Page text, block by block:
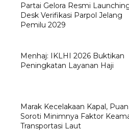
Partai Gelora Resmi
Desk Verifikasi Parpol Jelang
Pemilu 2029
Menhaj: IKLHI 2026 Buktikan
Peningkatan Layanan Haji
Marak Kecelakaan Kapal, Puan
Soroti Minimnya Faktor
Transportasi Laut